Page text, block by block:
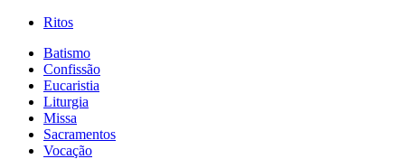
Ritos
Batismo
Confissão
Eucaristia
Liturgia
Missa
Sacramentos
Vocação